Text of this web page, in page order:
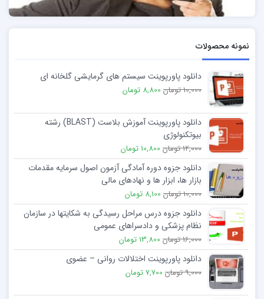
نمونه محصولات
دانلود پاورپوینت سیستم های گرمایشی گلخانه ای
10,000 تومان 8,800 تومان
دانلود پاورپوینت آموزش بلاست (BLAST) رشته
بیوتکنولوژی
12,000 تومان 10,800 تومان
دانلود جزوه دوره آمادگی آزمون اصول سرمایه مقدمات
بازار ها، ابزار ها و نهادهای مالی
10,000 تومان 8,100 تومان
دانلود جزوه درس مراحل رسیدگی به شکایتها در سازمان
نظام پزشکی و دادسراهای عمومی
16,000 تومان 13,800 تومان
دانلود پاورپوینت اختلالات روانی – عضوی
9,000 تومان 7,700 تومان